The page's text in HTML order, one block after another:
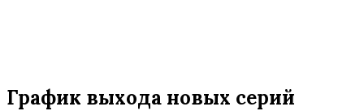
График выхода новых серий